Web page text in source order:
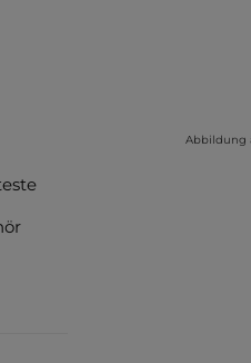
Abbildung